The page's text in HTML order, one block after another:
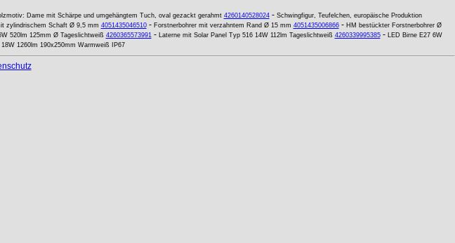
Dame mit Schärpe und umgehängtem Tuch, oval gezackt gerahmt 4260140528024- Schwingfigur, Teufelchen, europäische Produktion
zylindrischem Schaft Ø 9,5 mm 4051435046510- Forstnerbohrer mit verzahntem Rand Ø 15 mm 4051435006866- HM bestückter Forstnerbohrer Ø
520lm 125mm Ø Tageslichtweiß 4260365573991- Laterne mit Solar Panel Typ 516 14W 112lm Tageslichtweiß 4260339995385- LED Birne E27 6W
1260lm 190x250mm Warmweiß IP67